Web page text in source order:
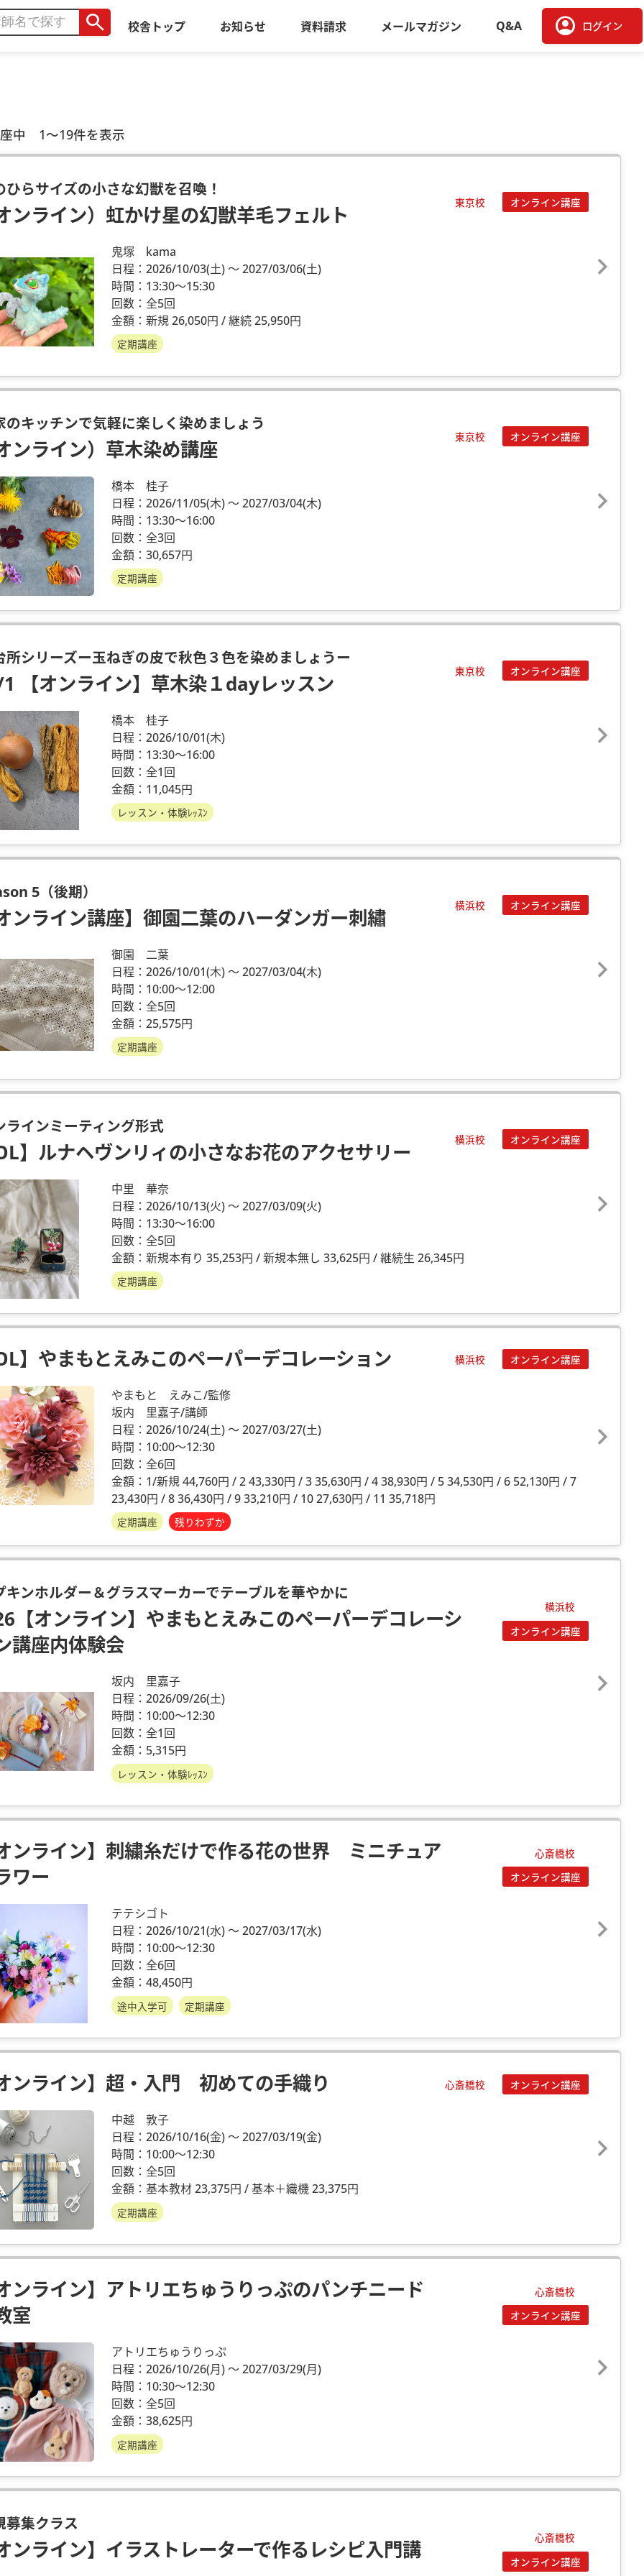
search 校舎トップ お知らせ 資料請求 メールマガジン Q&A account_circle ログイン
中 1～19件を表示
東京校 オンライン講座
ひらサイズの小さな幻獣を召喚！
ンライン）虹かけ星の幻獣羊毛フェルト
鬼塚 kama
日程：2026/10/03(土)～ 2027/03/06(土)
時間：13:30～15:30
回数：全5回
金額：新規 26,050円 / 継続 25,950円
定期講座
東京校 オンライン講座
のキッチンで気軽に楽しく染めましょう
ンライン）草木染め講座
橋本 桂子
日程：2026/11/05(木)～ 2027/03/04(木)
時間：13:30～16:00
回数：全3回
金額：30,657円
定期講座
東京校 オンライン講座
所シリーズー玉ねぎの皮で秋色３色を染めましょうー
【オンライン】草木染１dayレッスン
橋本 桂子
日程：2026/10/01(木)
時間：13:30～16:00
回数：全1回
金額：11,045円
レッスン・体験ﾚｯｽﾝ
横浜校 オンライン講座
5（後期）
ンライン講座】御園二葉のハーダンガー刺繡
御園 二葉
日程：2026/10/01(木)～ 2027/03/04(木)
時間：10:00～12:00
回数：全5回
金額：25,575円
定期講座
横浜校 オンライン講座
ラインミーティング形式
】ルナヘヴンリィの小さなお花のアクセサリー
中里 華奈
日程：2026/10/13(火)～ 2027/03/09(火)
時間：13:30～16:00
回数：全5回
金額：新規本有り 35,253円 / 新規本無し 33,625円 / 継続生 26,345円
定期講座
横浜校 オンライン講座
】やまもとえみこのペーパーデコレーション
やまもと えみこ/監修
坂内 里嘉子/講師
日程：2026/10/24(土)～ 2027/03/27(土)
時間：10:00～12:30
回数：全6回
金額：1/新規 44,760円 / 2 43,330円 / 3 35,630円 / 4 38,930円 / 5 34,530円 / 6 52,130円 / 7
23,430円 / 8 36,430円 / 9 33,210円 / 10 27,630円 / 11 35,718円
定期講座 残りわずか
横浜校
オンライン講座
キンホルダー＆グラスマーカーでテーブルを華やかに
【オンライン】やまもとえみこのペーパーデコレーシ
講座内体験会
坂内 里嘉子
日程：2026/09/26(土)
時間：10:00～12:30
回数：全1回
金額：5,315円
レッスン・体験ﾚｯｽﾝ
心斎橋校
オンライン講座
ンライン】刺繍糸だけで作る花の世界 ミニチュア
ワー
テテシゴト
日程：2026/10/21(水)～ 2027/03/17(水)
時間：10:00～12:30
回数：全6回
金額：48,450円
途中入学可 定期講座
心斎橋校 オンライン講座
ンライン】超・入門 初めての手織り
中越 敦子
日程：2026/10/16(金)～ 2027/03/19(金)
時間：10:00～12:30
回数：全5回
金額：基本教材 23,375円 / 基本＋織機 23,375円
定期講座
心斎橋校
オンライン講座
ンライン】アトリエちゅうりっぷのパンチニード
室
アトリエちゅうりっぷ
日程：2026/10/26(月)～ 2027/03/29(月)
時間：10:30～12:30
回数：全5回
金額：38,625円
定期講座
心斎橋校
オンライン講座
募集クラス
ンライン】イラストレーターで作るレシピ入門講